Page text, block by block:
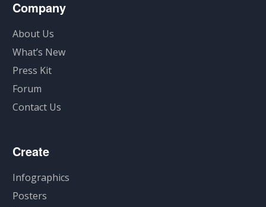
Company
About Us
What’s New
Press Kit
Forum
Contact Us
Create
Infographics
Posters